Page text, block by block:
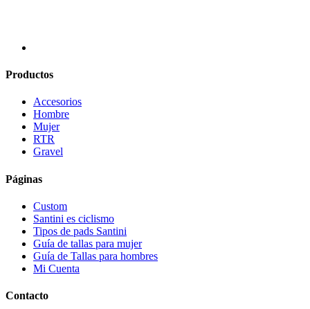
Productos
Accesorios
Hombre
Mujer
RTR
Gravel
Páginas
Custom
Santini es ciclismo
Tipos de pads Santini
Guía de tallas para mujer
Guía de Tallas para hombres
Mi Cuenta
Contacto